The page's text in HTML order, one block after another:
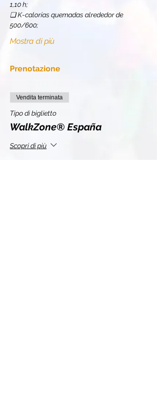
1,10 h;
❏ K-calorías quemadas alrededor de
500/600;
Mostra di più
Prenotazione
Vendita terminata
Tipo di biglietto
WalkZone® España
Scopri di più